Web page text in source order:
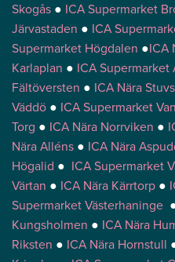
Skogås ● ICA Supermarket
Järvastaden ● ICA
Supermarket Högdalen ●ICA
Karlaplan ● ICA Supermarket
Fältöversten ● ICA Nära
Väddö ● ICA Supermarket
Torg ● ICA Nära Norrviken ●
Nära Alléns ● ICA Nära
Högalid ● ICA Supermarket
Värtan ● ICA Nära Kärrtorp ●
Supermarket Västerhaninge
Kungsholmen ● ICA Nära
Riksten ● ICA Nära Hornstull